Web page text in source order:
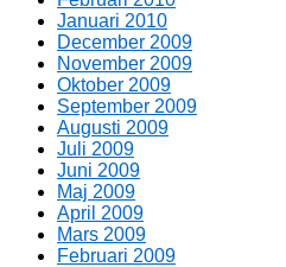
Januari 2010
December 2009
November 2009
Oktober 2009
September 2009
Augusti 2009
Juli 2009
Juni 2009
Maj 2009
April 2009
Mars 2009
Februari 2009